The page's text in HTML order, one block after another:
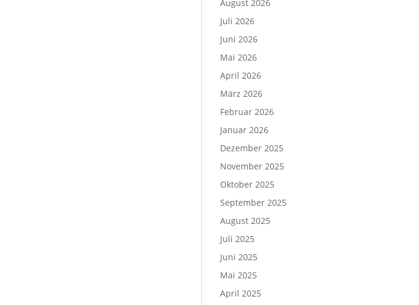
August 2026
Juli 2026
Juni 2026
Mai 2026
April 2026
März 2026
Februar 2026
Januar 2026
Dezember 2025
November 2025
Oktober 2025
September 2025
August 2025
Juli 2025
Juni 2025
Mai 2025
April 2025